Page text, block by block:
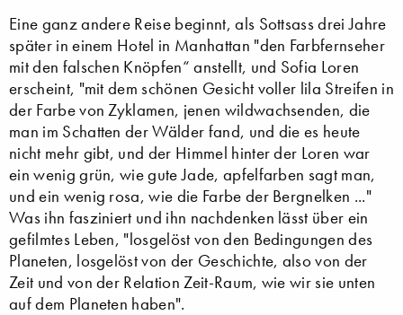
Eine ganz andere Reise beginnt, als Sottsass drei Jahre
später in einem Hotel in Manhattan "den Farbfernseher
mit den falschen Knöpfen“ anstellt, und Sofia Loren
erscheint, "mit dem schönen Gesicht voller lila Streifen in
der Farbe von Zyklamen, jenen wildwachsenden, die
man im Schatten der Wälder fand, und die es heute
nicht mehr gibt, und der Himmel hinter der Loren war
ein wenig grün, wie gute Jade, apfelfarben sagt man,
und ein wenig rosa, wie die Farbe der Bergnelken ..."
Was ihn fasziniert und ihn nachdenken lässt über ein
gefilmtes Leben, "losgelöst von den Bedingungen des
Planeten, losgelöst von der Geschichte, also von der
Zeit und von der Relation Zeit-Raum, wie wir sie unten
auf dem Planeten haben".